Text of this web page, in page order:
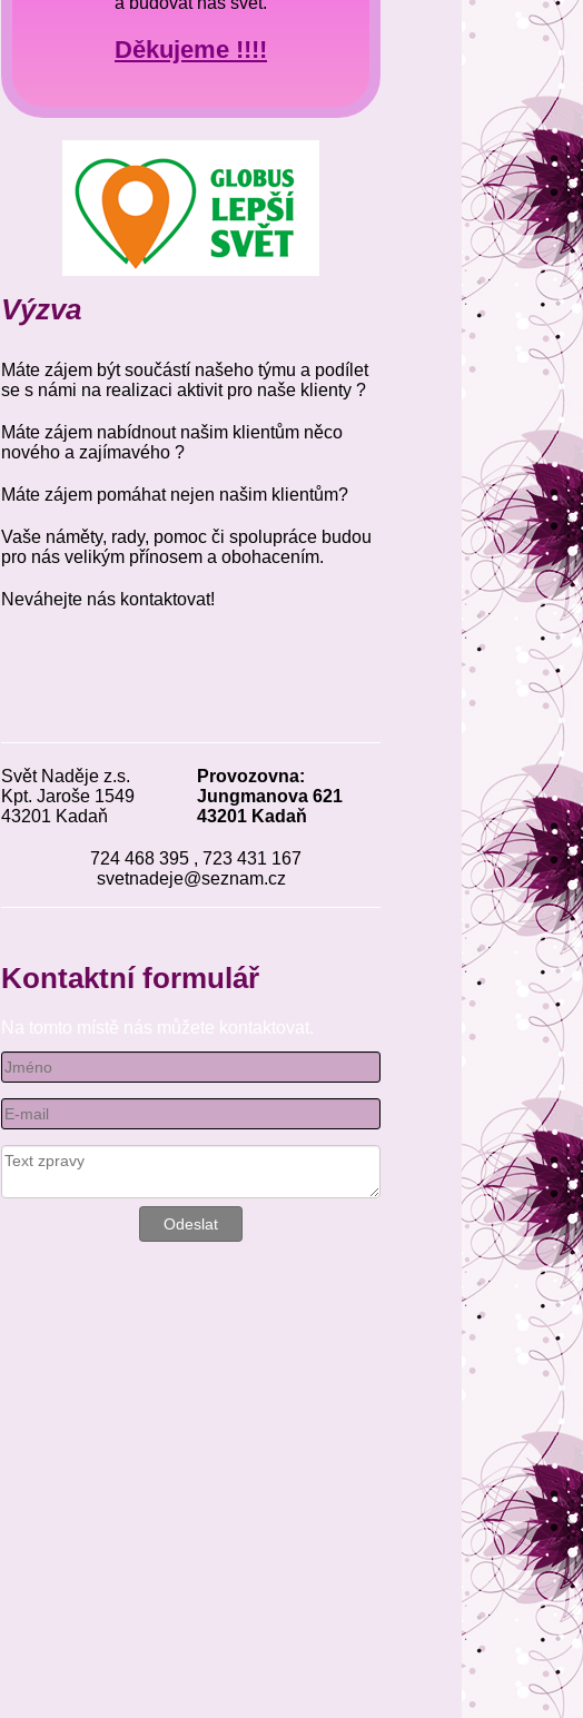
Děkujeme !!!!
Výzva
Máte zájem být součástí našeho týmu a podílet
se s námi na realizaci aktivit pro naše klienty ?
Máte zájem nabídnout našim klientům něco
nového a zajímavého ?
Máte zájem pomáhat nejen našim klientům?
Vaše náměty, rady, pomoc či spolupráce budou
pro nás velikým přínosem a obohacením.
Neváhejte nás kontaktovat!
Svět Naděje z.s.
Provozovna:
Kpt. Jaroše 1549 Jungmanova 621
43201 Kadaň 43201 Kadaň
724 468 395 , 723 431 167
svetnadeje@seznam.cz
Kontaktní formulář
Na tomto místě nás můžete kontaktovat.
Odeslat